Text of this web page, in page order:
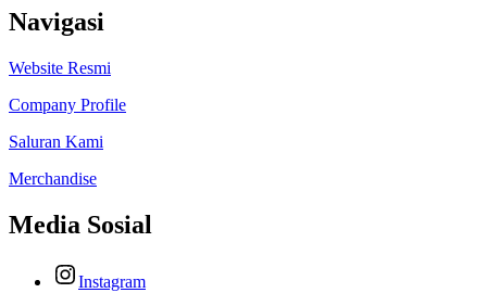
Navigasi
Website Resmi
Company Profile
Saluran Kami
Merchandise
Media Sosial
Instagram